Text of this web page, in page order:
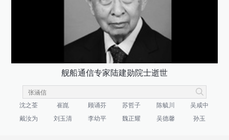
舰船通信专家陆建勋院士逝世
沈之荃 崔崑 顾诵芬 苏哲子 陈毓川
吴咸中
戴汝为
刘玉清 李幼平 魏正耀 吴德馨 孙玉